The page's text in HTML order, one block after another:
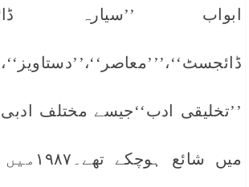
ابواب ’’سیارہ
’’تخلیقی ادب‘‘جیسے مختلف
میں